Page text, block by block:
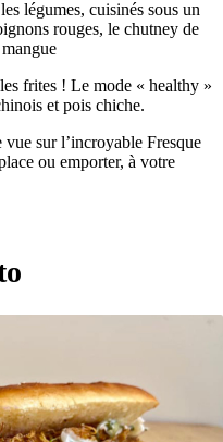
légumes, cuisinés sous un
rouges, le chutney de
frites ! Le mode « healthy »
et pois chiche.
vue sur l’incroyable Fresque
ou emporter, à votre